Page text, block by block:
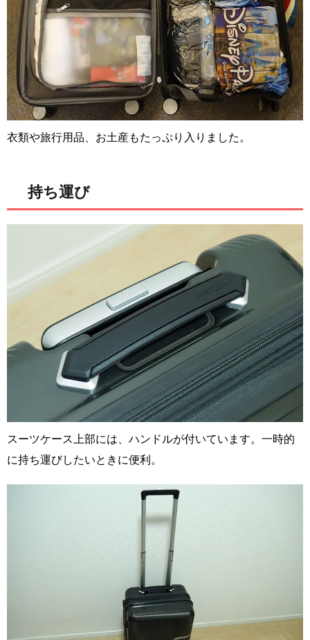
衣類や旅行用品、お土産もたっぷり入りました。
持ち運び
スーツケース上部には、ハンドルが付いています。一時的
に持ち運びしたいときに便利。